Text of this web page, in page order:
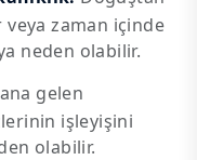
veya zaman içinde
neden olabilir.
gelen
işleyişini
olabilir.